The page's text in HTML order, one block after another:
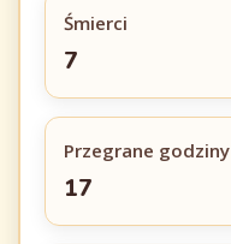
Śmierci
7
Przegrane godziny
17